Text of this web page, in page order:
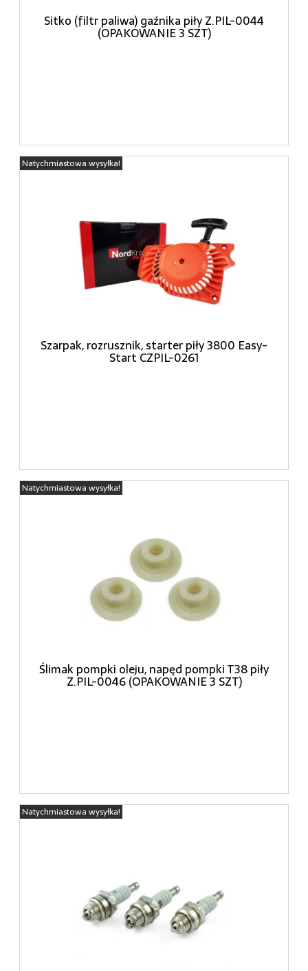
Sitko (filtr paliwa) gaźnika piły Z.PIL-0044
(OPAKOWANIE 3 SZT)
Szarpak, rozrusznik, starter piły 3800 Easy-
Start CZPIL-0261
Natychmiastowa wysyłka!
Ślimak pompki oleju, napęd pompki T38 piły
Z.PIL-0046 (OPAKOWANIE 3 SZT)
Natychmiastowa wysyłka!
Natychmiastowa wysyłka!